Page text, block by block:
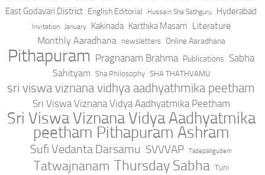
East Godavari District English Editorial Hussain Sha Sathguru Hyderabad
Invitation January Kakinada Karthika Masam Literature
Monthly Aaradhana
newsletters Online Aaradhana
Pithapuram Pragnanam Brahma Publications Sabha
Sahityam Sha Philosophy SHA THATHVAMU
sri viswa viznana vidhya aadhyathmika peetham
Sri Viswa Viznana Vidya Aadhyatmika Peetham
Sri Viswa Viznana Vidya Aadhyatmika
peetham Pithapuram Ashram
Sufi Vedanta Darsamu SVVVAP Tadepalligudem
Tatwajnanam Thursday Sabha Tuni